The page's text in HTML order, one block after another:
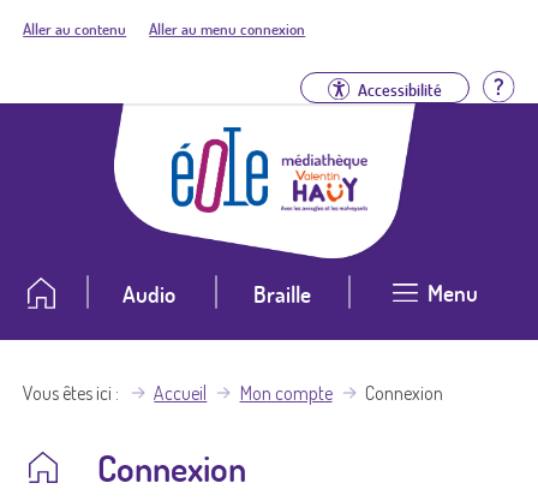
Aller au contenu Aller au menu connexion
Accessibilité
Audio Braille Menu
Vous êtes ici Accueil Mon compte Connexion
Connexion